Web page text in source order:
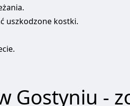
uszkodzone kostki.
Gostyniu -